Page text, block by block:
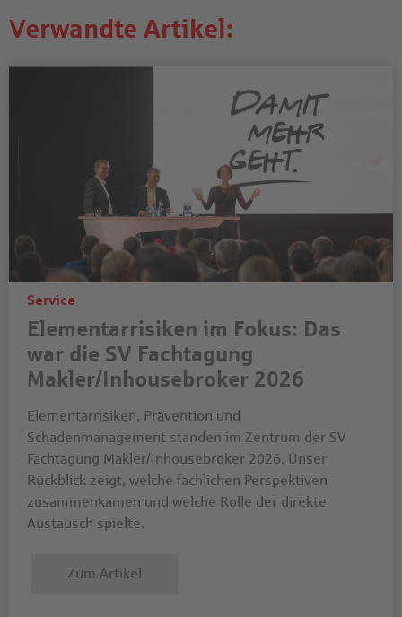
Verwandte Artikel:
Service
Elementarrisiken im Fokus: Das
war die SV Fachtagung
Makler/Inhousebroker 2026
Elementarrisiken, Prävention und
Schadenmanagement standen im Zentrum der SV
Fachtagung Makler/Inhousebroker 2026. Unser
Rückblick zeigt, welche fachlichen Perspektiven
zusammenkamen und welche Rolle der direkte
Austausch spielte.
Zum Artikel